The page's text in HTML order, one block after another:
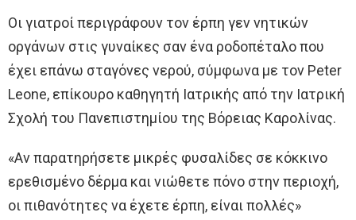
Οι γιατροί περιγράφουν τον έρπη γεν νητικών
οργάνων στις γυναίκες σαν ένα ροδοπέταλο που
έχει επάνω σταγόνες νερού, σύμφωνα με τον Peter
Leone, επίκουρο καθηγητή Ιατρικής από την Ιατρική
Σχολή του Πανεπιστημίου της Βόρειας Καρολίνας.
«Αν παρατηρήσετε μικρές φυσαλίδες σε κόκκινο
ερεθισμένο δέρμα και νιώθετε πόνο στην περιοχή,
οι πιθανότητες να έχετε έρπη, είναι πολλές»